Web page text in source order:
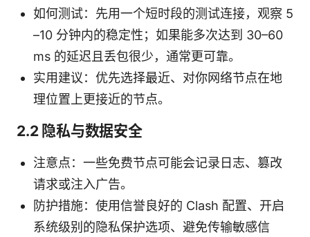
如何测试：先用一个短时段的测试连接，观察 5
–10 分钟内的稳定性；如果能多次达到 30–60
ms 的延迟且丢包很少，通常更可靠。
实用建议：优先选择最近、对你网络节点在地
理位置上更接近的节点。
2.2 隐私与数据安全
注意点：一些免费节点可能会记录日志、篡改
请求或注入广告。
防护措施：使用信誉良好的 Clash 配置、开启
系统级别的隐私保护选项、避免传输敏感信